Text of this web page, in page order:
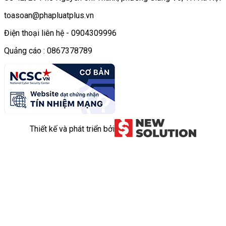
toasoan@phapluatplus.vn
Điện thoại liên hệ - 0904309996
Quảng cáo : 0867378789
Thiết kế và phát triển bởi